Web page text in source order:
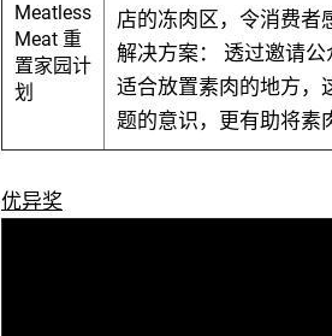
Meatless
Meat 重
置家园计
划
店的冻肉区，令消费者
解决方案：
透过邀请
适合放置素肉的地方，
题的意识，更有助将素
优异奖